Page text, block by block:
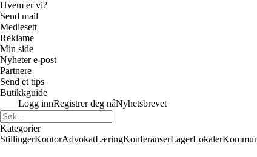
Hvem er vi?
Send mail
Mediesett
Reklame
Min side
Nyheter e-post
Partnere
Send et tips
Butikkguide
Logg innRegistrer deg nåNyhetsbrevet
Kategorier
StillingerKontorAdvokatLæringKonferanserLagerLokaler